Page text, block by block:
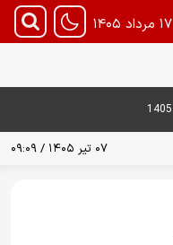
۱۷ مرداد ۱۴۰۵
۰۷ تیر ۱۴۰۵ / ۰۹:۰۹